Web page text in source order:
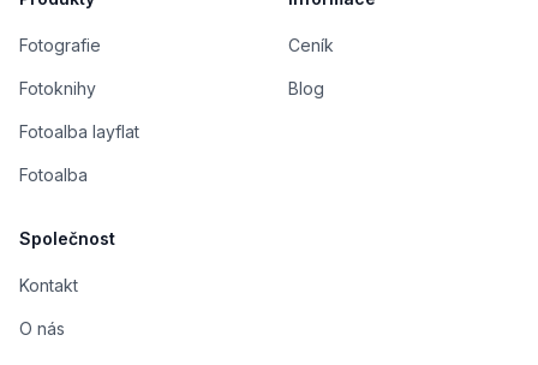
Fotografie
Fotoknihy
Fotoalba layflat
Fotoalba
Ceník
Blog
Společnost
Kontakt
O nás